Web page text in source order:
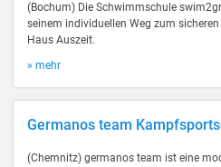
(Bochum) Die Schwimmschule
seinem individuellen Weg zum
Haus Auszeit.
» mehr
Germanos team
(Chemnitz) germanos team ist eine